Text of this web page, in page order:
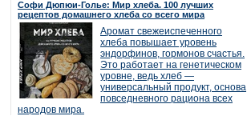
Софи Дюпюи-Голье: Мир хлеба. 100 лучших
рецептов домашнего хлеба со всего мира
Аромат свежеиспеченного
хлеба повышает уровень
эндорфинов, гормонов счастья.
Это работает на генетическом
уровне, ведь хлеб —
универсальный продукт, основа
повседневного рациона всех
народов мира.